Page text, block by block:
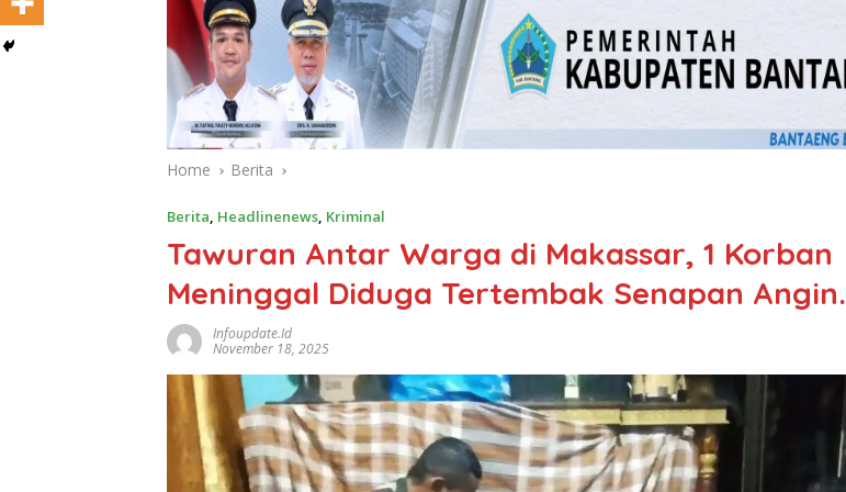
Home Berita
Berita, Headlinenews, Kriminal
Tawuran Antar Warga di Makassar, 1 Korban
Meninggal Diduga Tertembak Senapan Angin.
Infoupdate.id
November 18, 2025